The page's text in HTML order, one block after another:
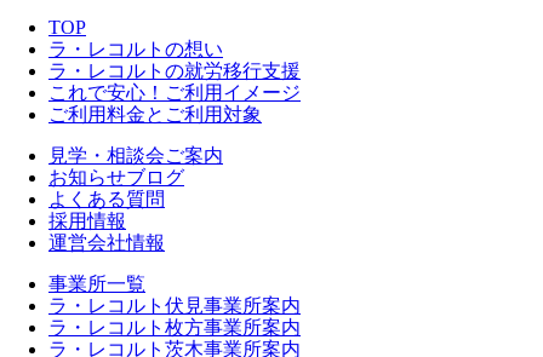
TOP
ラ・レコルトの想い
ラ・レコルトの就労移行支援
これで安心！ご利用イメージ
ご利用料金とご利用対象
見学・相談会ご案内
お知らせブログ
よくある質問
採用情報
運営会社情報
事業所一覧
ラ・レコルト伏見事業所案内
ラ・レコルト枚方事業所案内
ラ・レコルト茨木事業所案内